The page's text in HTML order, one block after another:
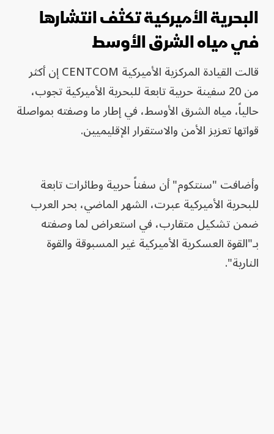
البحرية الأميركية تكثف انتشارها
في مياه الشرق الأوسط
قالت القيادة المركزية الأميركية CENTCOM إن أكثر
من 20 سفينة حربية تابعة للبحرية الأميركية تجوب،
حالياً، مياه الشرق الأوسط، في إطار ما وصفته بمواصلة
قواتها تعزيز الأمن والاستقرار الإقليميين.
وأضافت "سنتكوم" أن سفناً حربية وطائرات تابعة
للبحرية الأميركية عبرت، الشهر الماضي، بحر العرب
ضمن تشكيل متقارب، في استعراض لما وصفته
بـ"القوة العسكرية الأميركية غير المسبوقة والقوة
النارية".